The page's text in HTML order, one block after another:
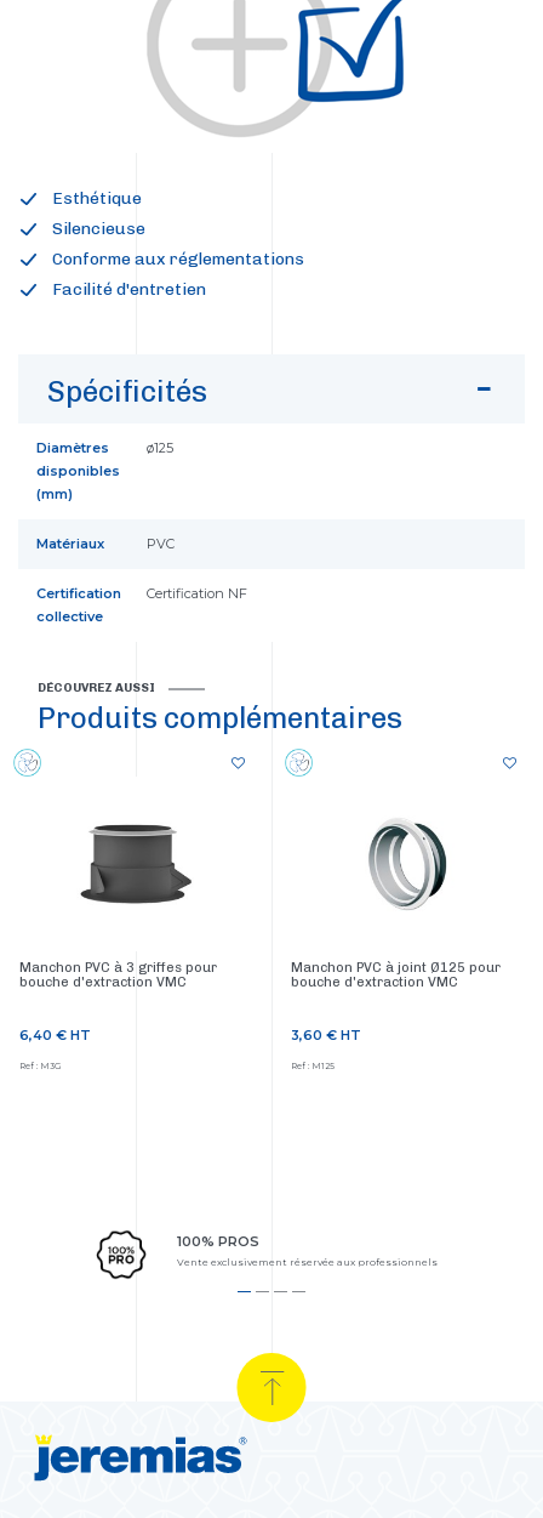
Esthétique
Silencieuse
Conforme aux réglementations
Facilité d'entretien
Spécificités
Diamètres
disponibles
(mm)
ø125
Matériaux PVC
Certification
collective
Certification NF
DÉCOUVREZ AUSSI
Produits complémentaires
Manchon PVC à 3 griffes pour
bouche d'extraction VMC
Prix
6,40 € HT
Ref : M3G
Manchon PVC à joint Ø125 pour
bouche d'extraction VMC
Prix
3,60 € HT
Ref : M125
100% PROS
Vente exclusivement réservée aux professionnels